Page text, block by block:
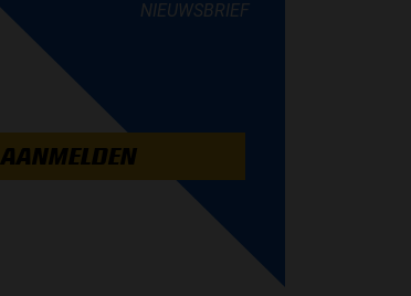
NIEUWSBRIEF
AANMELDEN